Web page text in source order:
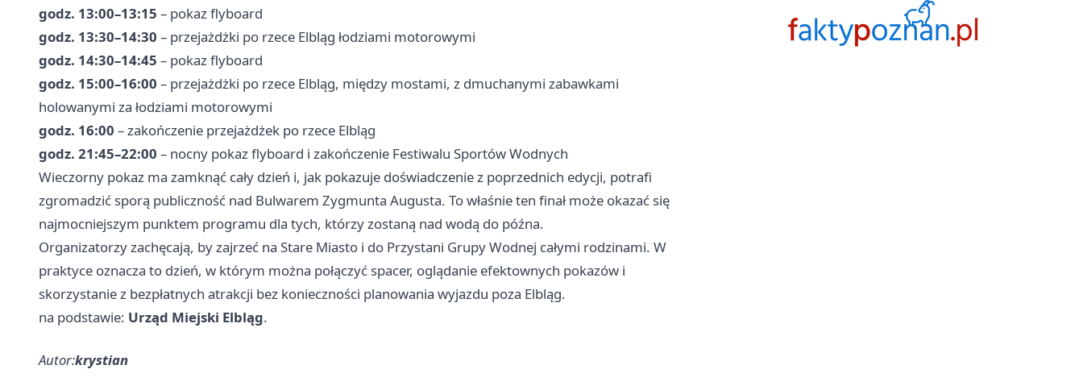
godz. 13:00–13:15 – pokaz flyboard
godz. 13:30–14:30 – przejażdżki po rzece Elbląg łodziami motorowymi
godz. 14:30–14:45 – pokaz flyboard
godz. 15:00–16:00 – przejażdżki po rzece Elbląg, między mostami, z dmuchanymi zabawkami
holowanymi za łodziami motorowymi
godz. 16:00 – zakończenie przejażdżek po rzece Elbląg
godz. 21:45–22:00 – nocny pokaz flyboard i zakończenie Festiwalu Sportów Wodnych
Wieczorny pokaz ma zamknąć cały dzień i, jak pokazuje doświadczenie z poprzednich edycji, potrafi
zgromadzić sporą publiczność nad Bulwarem Zygmunta Augusta. To właśnie ten finał może okazać się
najmocniejszym punktem programu dla tych, którzy zostaną nad wodą do późna.
Organizatorzy zachęcają, by zajrzeć na Stare Miasto i do Przystani Grupy Wodnej całymi rodzinami. W
praktyce oznacza to dzień, w którym można połączyć spacer, oglądanie efektownych pokazów i
skorzystanie z bezpłatnych atrakcji bez konieczności planowania wyjazdu poza Elbląg.
na podstawie: Urząd Miejski Elbląg.
Autor:krystian